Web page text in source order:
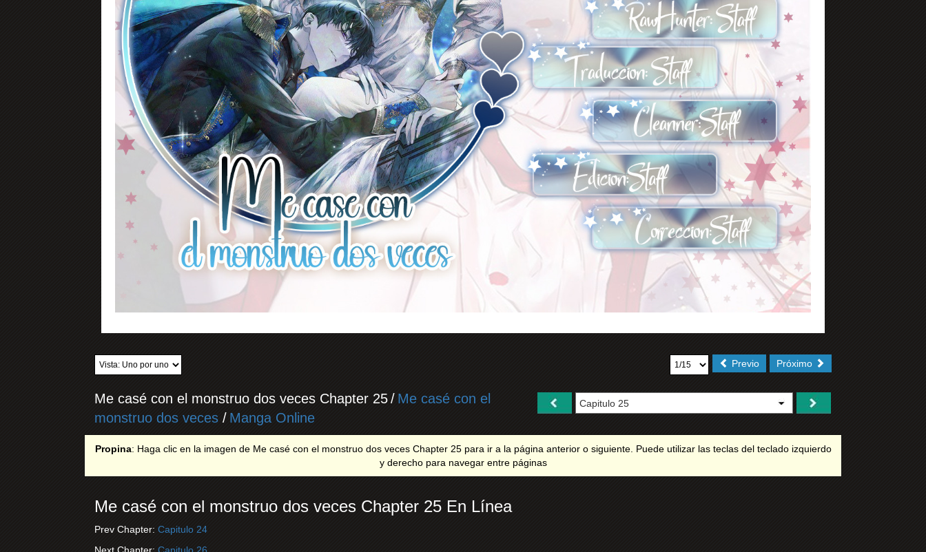
Próximo
Previo
Me casé con el monstruo dos veces Chapter 25/ Me casé con el
monstruo dos veces / Manga Online
Propina: Haga clic en la imagen de Me casé con el monstruo dos veces Chapter 25 para ir a la página anterior o siguiente. Puede utilizar las teclas del teclado izquierdo
y derecho para navegar entre páginas
Me casé con el monstruo dos veces Chapter 25 En Línea
Prev Chapter: Capitulo 24